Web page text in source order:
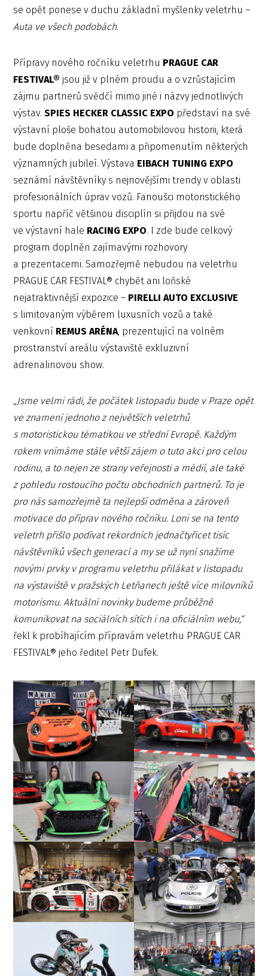
se opět ponese v duchu základní myšlenky veletrhu –
Auta ve všech podobách.
Přípravy nového ročníku veletrhu PRAGUE CAR
FESTIVAL® jsou již v plném proudu a o vzrůstajícím
zájmu partnerů svědčí mimo jiné i názvy jednotlivých
výstav.SPIES HECKER CLASSIC EXPO představí na své
výstavní ploše bohatou automobilovou historii, která
bude doplněna besedami a připomenutím některých
významných jubileí. Výstava EIBACH TUNING EXPO
seznámí návštěvníky s nejnovějšími trendy v oblasti
profesionálních úprav vozů. Fanoušci motoristického
sportu napříč většinou disciplín si přijdou na své
ve výstavní hale RACING EXPO. I zde bude celkový
program doplněn zajímavými rozhovory
a prezentacemi. Samozřejmě nebudou na veletrhu
PRAGUE CAR FESTIVAL® chybět ani loňské
nejatraktivnější expozice – PIRELLI AUTO EXCLUSIVE
s limitovaným výběrem luxusních vozů a také
venkovní REMUS ARÉNA, prezentující na volném
prostranství areálu výstaviště exkluzivní
adrenalinovou show.
„Jsme velmi rádi, že počátek listopadu bude v Praze opět
ve znamení jednoho z největších veletrhů
s motoristickou tématikou ve střední Evropě. Každým
rokem vnímáme stále větší zájem o tuto akci pro celou
rodinu, a to nejen ze strany veřejnosti a médií, ale také
z pohledu rostoucího počtu obchodních partnerů. To je
pro nás samozřejmě ta nejlepší odměna a zároveň
motivace do příprav nového ročníku. Loni se na tento
veletrh přišlo podívat rekordních jednačtyřicet tisíc
návštěvníků všech generací a my se už nyní snažíme
novými prvky v programu veletrhu přilákat v listopadu
na výstaviště v pražských Letňanech ještě více milovníků
motorismu. Aktuální novinky budeme průběžně
komunikovat na sociálních sítích i na oficiálním webu,“
řekl k probíhajícím přípravám veletrhu PRAGUE CAR
FESTIVAL® jeho ředitel Petr Dufek.